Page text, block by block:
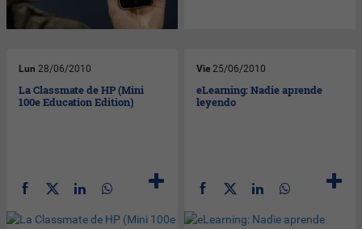
Lun 28/06/2010
La Classmate de HP (Mini
100e Education Edition)
Vie 25/06/2010
eLearning: Nadie aprende
leyendo